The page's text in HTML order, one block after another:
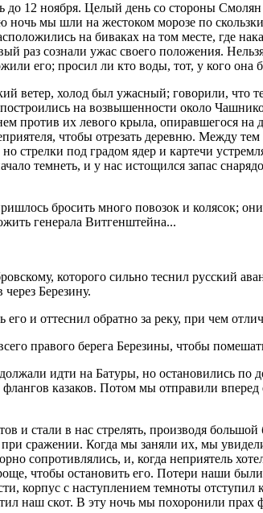
до 12 ноября. Целый день со стороны
ночь мы шли на жестоком морозе по
на биваках на том месте, где
раз сознали ужас своего положения.
его; просил ли кто воды, тот, у кого она
ветер, холод был ужасный; говорили, что
на возвышенности около
против их левого крыла, опиравшегося на
чтобы отрезать деревню. Между тем
под градом ядер и картечи
темнеть, и у нас истощился запас
бросить много повозок и колясок;
генерала Витгенштейна...
которого сильно теснил русский
Березину.
и оттеснил обратно за реку, при чем
правого берега Березины, чтобы
идти на Батуры, но остановились по
казаков. Потом мы отправили вперед
и стали в нас стрелять, производя
сражении. Когда мы заняли их, мы
сопротивлялись, и, когда неприятель
чтобы остановить его. Потери наши
корпус с наступлением темноты
наш скот. В эту ночь мы похоронили прах